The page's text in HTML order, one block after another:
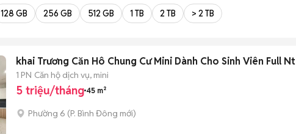
128 GB 256 GB 512 GB 1 TB 2 TB > 2 TB
khai Trương Căn Hô Chung Cư Mini Dành Cho Sinh Viên Full Nt
1 PN Căn hộ dịch vụ, mini
5 triệu/tháng 45 m²
Phường 6 (P. Bình Đông mới)